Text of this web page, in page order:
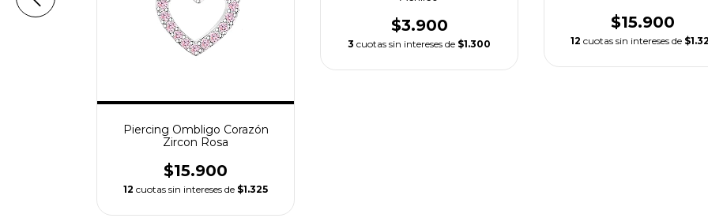
$1.158
Piercing Ombligo Corazón
Zircon Rosa
$15.900
12 cuotas sin intereses de $1.325
$3.900
3 cuotas sin intereses de $1.300
$15.900
12 cuotas sin intereses de